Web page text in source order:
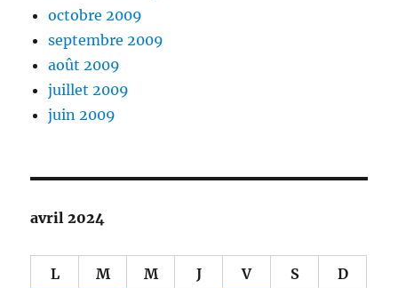
octobre 2009
septembre 2009
août 2009
juillet 2009
juin 2009
avril 2024
L M M J V S D